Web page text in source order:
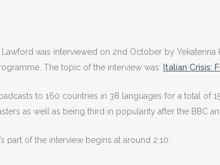
was interviewed on 2nd October by Yekaterina
The topic of the interview was: Italian Crisis:
to 160 countries in 38 languages for a total of
as well as being third in popularity after the BBC
part of the interview begins at around 2:10.